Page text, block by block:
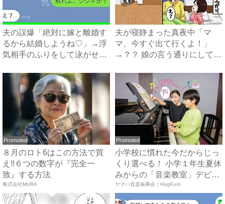
夫の誤爆「絶対に嫁と離婚す
るから結婚しようね♡」→浮
気相手のふりをして泳がせて
夫が寝静まった真夜中「マ
マ、今すぐ出て行くよ！」
→？？ 娘の言う通りにしてみ
Promoted
８月のロト6はこの方法で買
え!!６つの数字が『完全一
致』する方法
株式会社MURA
Promoted
小学校に慣れた今だからじっ
くり選べる！ 小学１年生夏休
みからの「音楽教室」デビ
ュ...
ヤマハ音楽振興会｜HugKum